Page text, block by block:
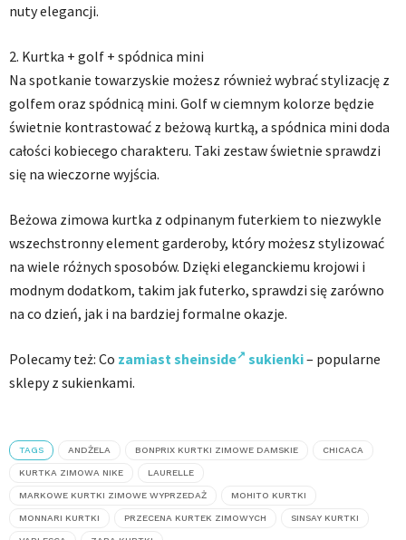
nuty elegancji.
2. Kurtka + golf + spódnica mini
Na spotkanie towarzyskie możesz również wybrać stylizację z
golfem oraz spódnicą mini. Golf w ciemnym kolorze będzie
świetnie kontrastować z beżową kurtką, a spódnica mini doda
całości kobiecego charakteru. Taki zestaw świetnie sprawdzi
się na wieczorne wyjścia.
Beżowa zimowa kurtka z odpinanym futerkiem to niezwykle
wszechstronny element garderoby, który możesz stylizować
na wiele różnych sposobów. Dzięki eleganckiemu krojowi i
modnym dodatkom, takim jak futerko, sprawdzi się zarówno
na co dzień, jak i na bardziej formalne okazje.
Polecamy też: Co zamiast sheinside sukienki– popularne
sklepy z sukienkami.
TAGS ANDŻELA BONPRIX KURTKI ZIMOWE DAMSKIE CHICACA
KURTKA ZIMOWA NIKE LAURELLE
MARKOWE KURTKI ZIMOWE WYPRZEDAŻ MOHITO KURTKI
MONNARI KURTKI PRZECENA KURTEK ZIMOWYCH SINSAY KURTKI